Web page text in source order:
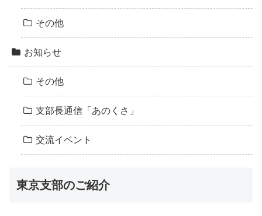
その他
お知らせ
その他
支部長通信「あのくさ」
交流イベント
東京支部のご紹介